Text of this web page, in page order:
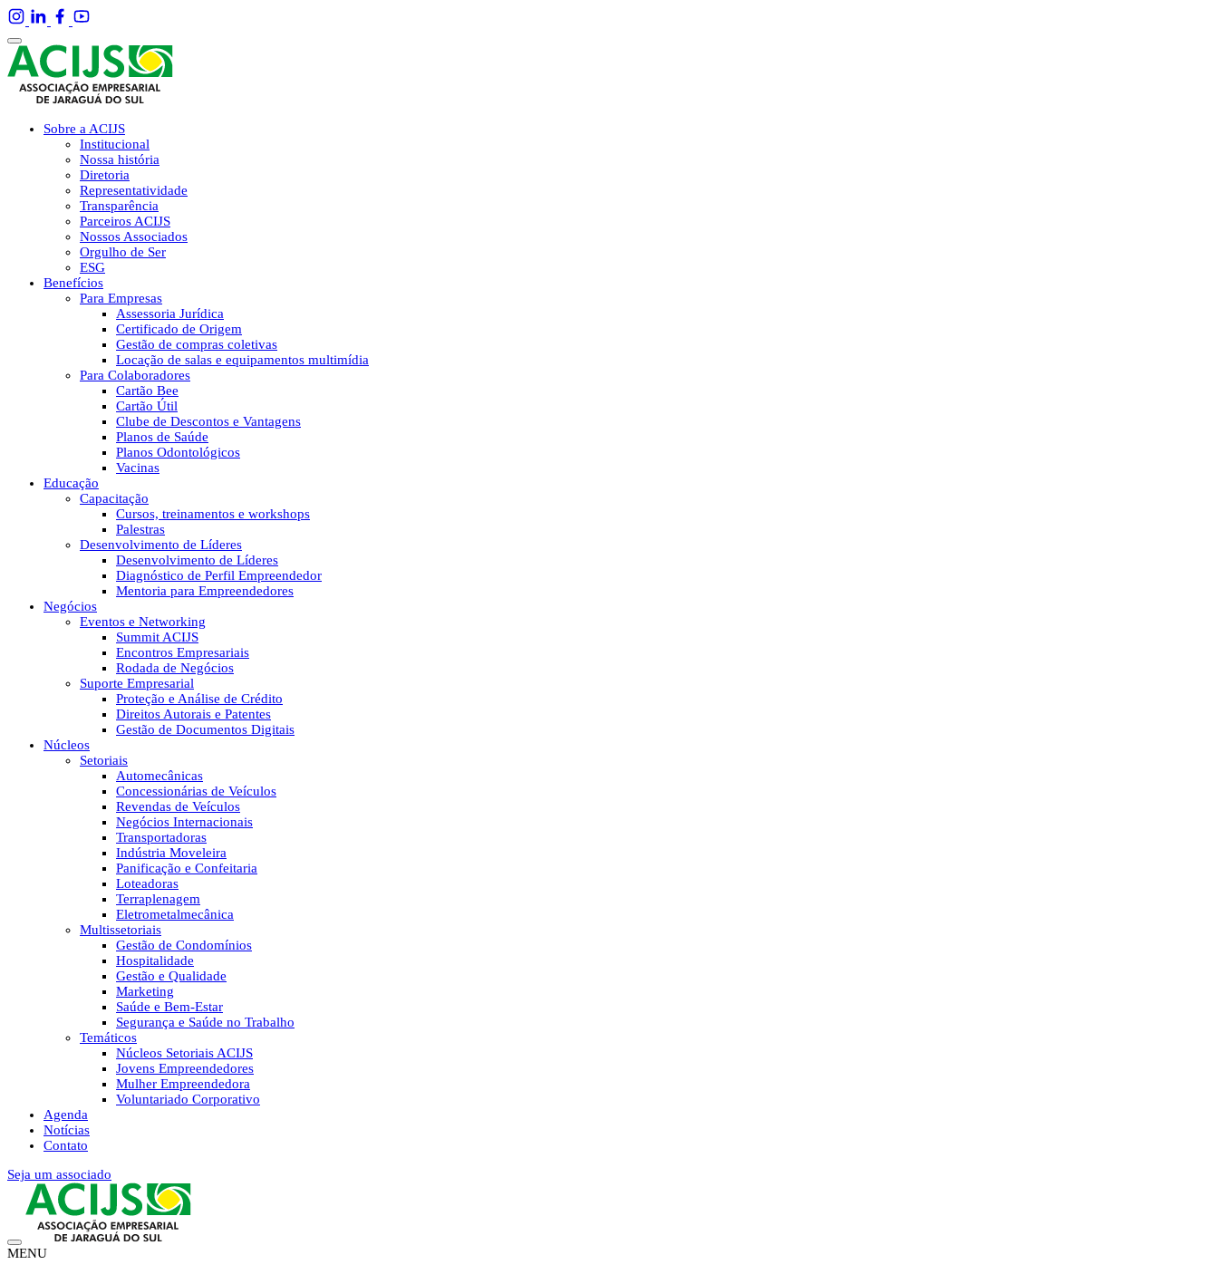
Sobre a ACIJS
Institucional
Nossa história
Diretoria
Representatividade
Transparência
Parceiros ACIJS
Nossos Associados
Orgulho de Ser
ESG
Benefícios
Para Empresas
Assessoria Jurídica
Certificado de Origem
Gestão de compras coletivas
Locação de salas e equipamentos multimídia
Para Colaboradores
Cartão Bee
Cartão Útil
Clube de Descontos e Vantagens
Planos de Saúde
Planos Odontológicos
Vacinas
Educação
Capacitação
Cursos, treinamentos e workshops
Palestras
Desenvolvimento de Líderes
Desenvolvimento de Líderes
Diagnóstico de Perfil Empreendedor
Mentoria para Empreendedores
Negócios
Eventos e Networking
Summit ACIJS
Encontros Empresariais
Rodada de Negócios
Suporte Empresarial
Proteção e Análise de Crédito
Direitos Autorais e Patentes
Gestão de Documentos Digitais
Núcleos
Setoriais
Automecânicas
Concessionárias de Veículos
Revendas de Veículos
Negócios Internacionais
Transportadoras
Indústria Moveleira
Panificação e Confeitaria
Loteadoras
Terraplenagem
Eletrometalmecânica
Multissetoriais
Gestão de Condomínios
Hospitalidade
Gestão e Qualidade
Marketing
Saúde e Bem-Estar
Segurança e Saúde no Trabalho
Temáticos
Núcleos Setoriais ACIJS
Jovens Empreendedores
Mulher Empreendedora
Voluntariado Corporativo
Agenda
Notícias
Contato
Seja um associado
MENU